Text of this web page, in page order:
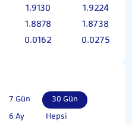
1.9130
1.9224
1.8878
1.8738
0.0162 0.0275
7 Gün
30 Gün
6 Ay
Hepsi